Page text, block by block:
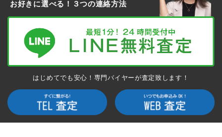
お好きに選べる！３つの連絡方法
はじめてでも安心！専門バイヤーが査定致します！